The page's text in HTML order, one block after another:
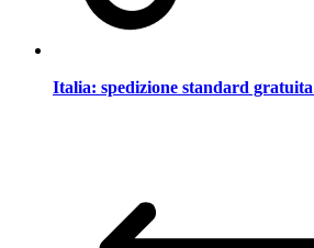
Italia: spedizione standard gratuita